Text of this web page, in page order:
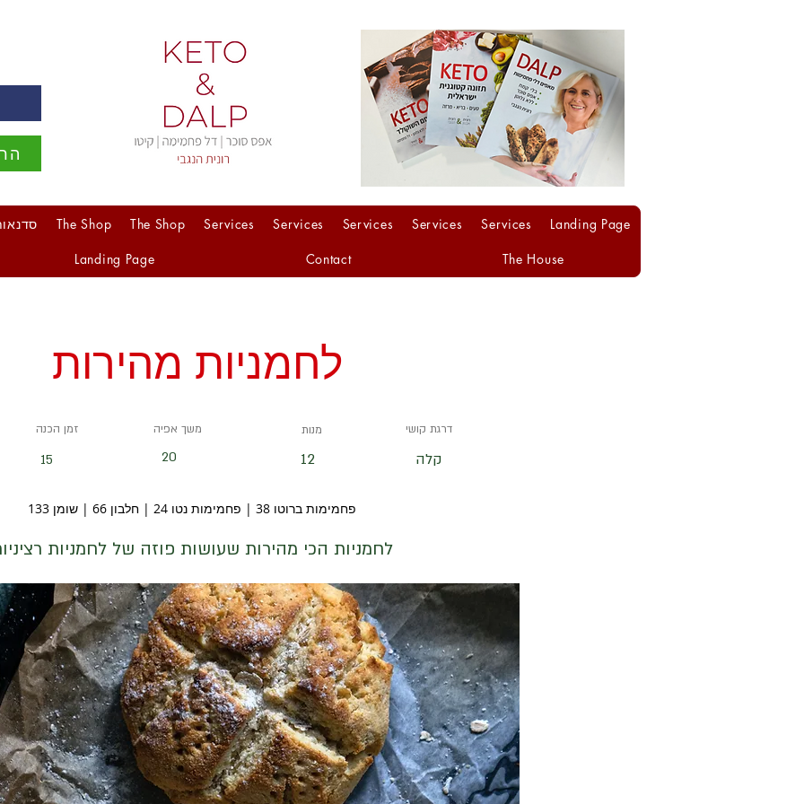
Landing Page
Services
Services
Services
Services
Services
The Shop
The Shop
The House
Contact
Landing Page
לחמניות מהירות
זמן הכנה
15
משך אפיה
20
מנות
12
דרגת קושי
קלה
פחמימות ברוטו 38 | פחמימות נטו 24 | חלבון 66 | שומן 133
לחמניות הכי מהירות שעושות פוזה של לחמניות